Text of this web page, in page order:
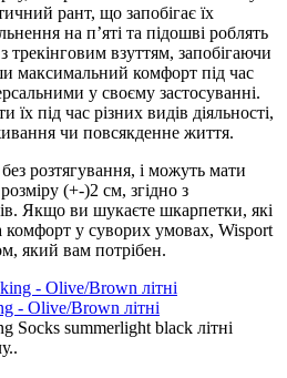
рант, що запобігає їх
на п’яті та підошві роблять
трекінговим взуттям, запобігаючи
максимальний комфорт під час
у своєму застосуванні.
під час різних видів діяльності,
чи повсякденне життя.
розтягування, і можуть мати
(+-)2 см, згідно з
Якщо ви шукаєте шкарпетки, які
комфорт у суворих умовах, Wisport
який вам потрібен.
- Olive/Brown літні
summerlight black літні